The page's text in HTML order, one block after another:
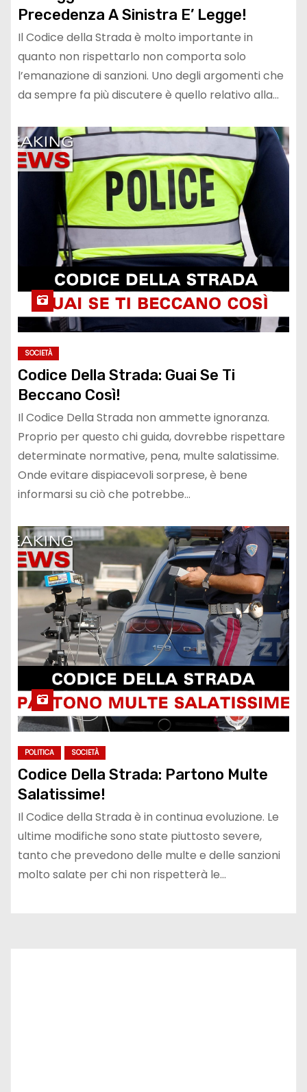
Precedenza A Sinistra E’ Legge!
Il Codice della Strada è molto importante in
quanto non rispettarlo non comporta solo
l’emanazione di sanzioni. Uno degli argomenti che
da sempre fa più discutere è quello relativo alla…
SOCIETÀ
Codice Della Strada: Guai Se Ti
Beccano Così!
Il Codice Della Strada non ammette ignoranza.
Proprio per questo chi guida, dovrebbe rispettare
determinate normative, pena, multe salatissime.
Onde evitare dispiacevoli sorprese, è bene
informarsi su ciò che potrebbe…
POLITICA SOCIETÀ
Codice Della Strada: Partono Multe
Salatissime!
Il Codice della Strada è in continua evoluzione. Le
ultime modifiche sono state piuttosto severe,
tanto che prevedono delle multe e delle sanzioni
molto salate per chi non rispetterà le…